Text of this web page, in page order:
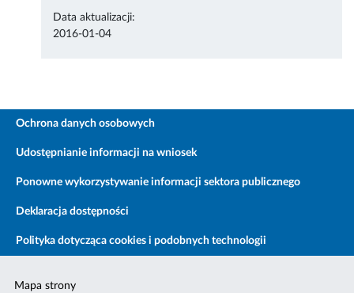
Data aktualizacji:
2016-01-04
Ochrona danych osobowych
Udostępnianie informacji na wniosek
Ponowne wykorzystywanie informacji sektora publicznego
Deklaracja dostępności
Polityka dotycząca cookies i podobnych technologii
Mapa strony